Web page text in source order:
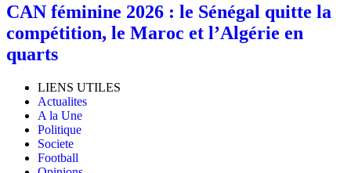
‎CAN féminine 2026 : le Sénégal quitte la
compétition, le Maroc et l’Algérie en
quarts
LIENS UTILES
Actualites
A la Une
Politique
Societe
Football